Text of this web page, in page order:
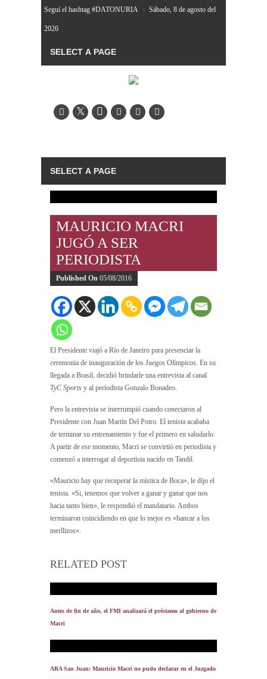
Seguí el hashtag #DATONURIA » Sábado, 8 de agosto del
2026
MAURICIO MACRI
JUGÓ A SER
PERIODISTA
Published On 05/08/2016
El Presidente viajó a Río de Janeiro para presenciar la
ceremonia de inauguración de los Juegos Olímpicos. En su
llegada a Brasil, decidió brindarle una entrevista al canal
TyC Sports y al periodista Gonzalo Bonadeo.
Pero la entrevista se interrumpió cuando conectaron al
Presidente con Juan Martín Del Potro. El tenista acababa
de terminar su entrenamiento y fue el primero en saludarlo.
A partir de ese momento, Macri se convirtió en periodista y
comenzó a interrogar al deportista nacido en Tandil.
«Mauricio hay que recuperar la mística de Boca», le dijo el
tenista. «Si, tenemos que volver a ganar y ganar que nos
hacia tanto bien», le respondió el mandatario. Ambos
terminaron coincidiendo en que lo mejor es «bancar a los
merllizos».
RELATED POST
Antes de fin de año, el FMI analizará el préstamo al gobierno de
Macri
ARA San Juan: Mauricio Macri no pudo declarar en el Juzgado